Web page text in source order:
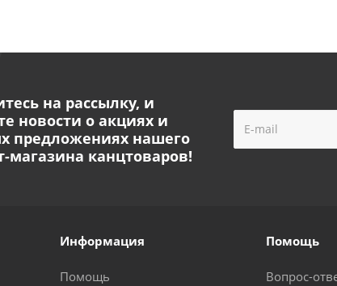
на рассылку, и
новости о акциях и
предложениях нашего
магазина канцтоваров!
Информация
Помощь
Помощь
Вопрос-